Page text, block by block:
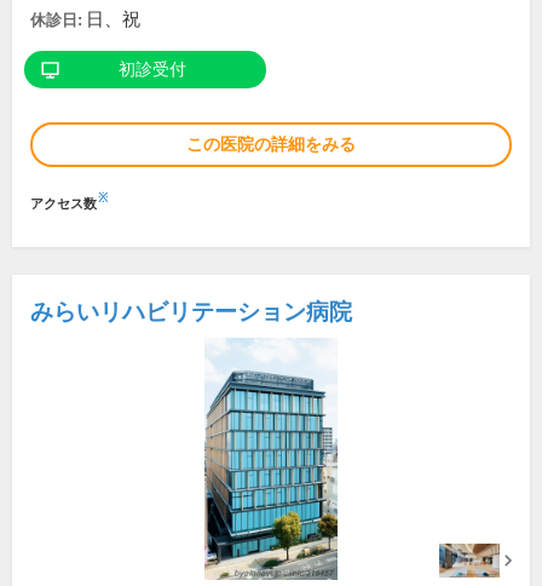
休診日: 日、祝
初診受付
この医院の詳細をみる
アクセス数※
みらいリハビリテーション病院